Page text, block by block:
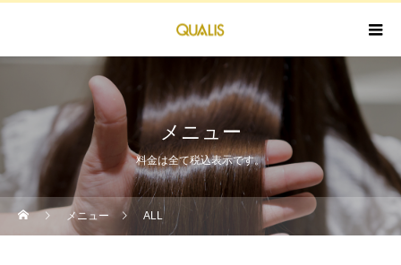
メニュー
料金は全て税込表示です。
メニュー ALL